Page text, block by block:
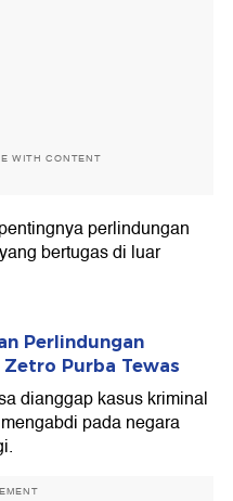
WITH CONTENT
perlindungan
bertugas di luar
Perlindungan
Purba Tewas
dianggap kasus kriminal
pada negara